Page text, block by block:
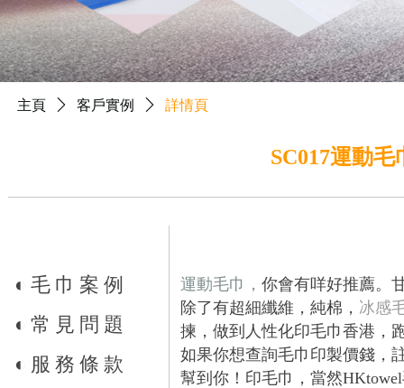
SC017運動
運動毛巾， 你會有咩好推薦。
除了有超細纖維，純棉， 冰感
揀，做到人性化印毛巾香港，
如果你想查詢毛巾印製價錢，
幫到你！印毛巾，當然
主頁 ꄲ 客戶實例 ꄲ 詳情頁
◐ 毛巾案例
◐ 常見問題
◐ 服務條款